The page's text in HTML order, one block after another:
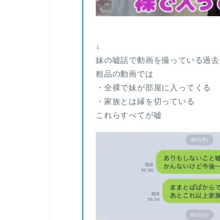
↓
妹の嘘話で動画を撮っている過
粗品の動画では
・全裸で妹が部屋に入ってくる
・家族とは縁を切っている
これらすべてが嘘